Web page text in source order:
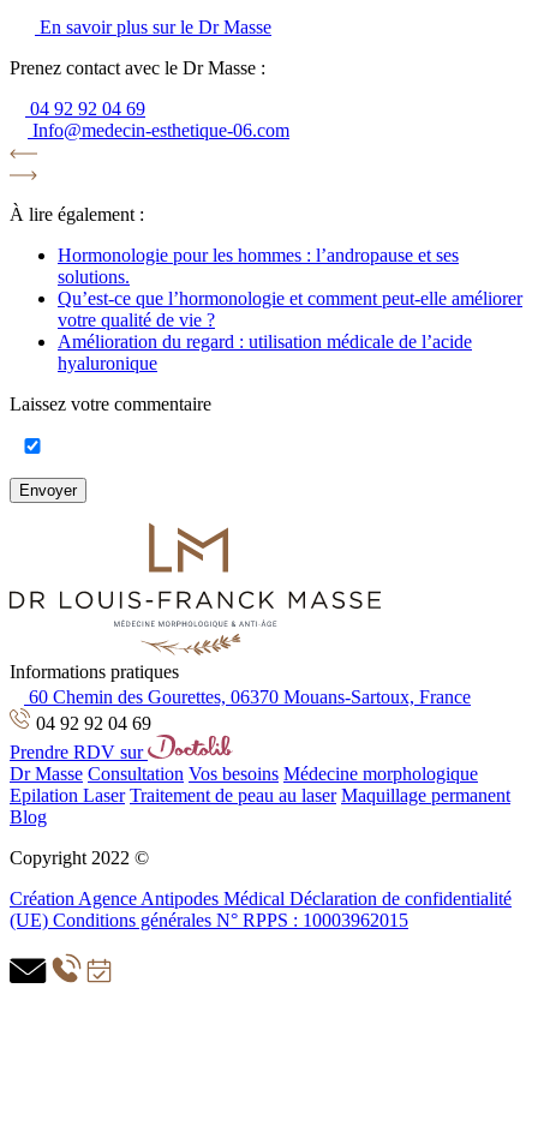
En savoir plus sur le Dr Masse
Prenez contact avec le Dr Masse :
04 92 92 04 69
Info@medecin-esthetique-06.com
À lire également :
Hormonologie pour les hommes : l’andropause et ses
solutions.
Qu’est-ce que l’hormonologie et comment peut-elle améliorer
votre qualité de vie ?
Amélioration du regard : utilisation médicale de l’acide
hyaluronique
Laissez votre commentaire
Envoyer
Informations pratiques
60 Chemin des Gourettes, 06370 Mouans-Sartoux, France
04 92 92 04 69
Prendre RDV sur
Dr Masse Consultation Vos besoins Médecine morphologique
Epilation Laser Traitement de peau au laser Maquillage permanent
Blog
Copyright 2022 ©
Création Agence Antipodes Médical Déclaration de confidentialité
(UE) Conditions générales N° RPPS : 10003962015